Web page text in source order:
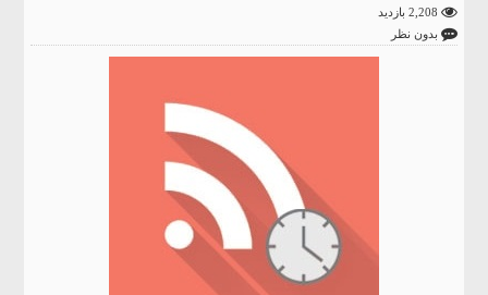
بدون نظر